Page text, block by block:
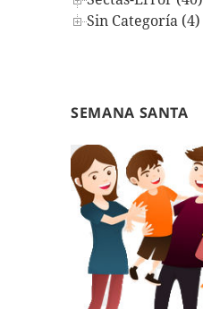
Sin Categoría (4)
SEMANA SANTA